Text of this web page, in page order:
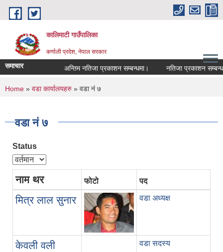
Skip to main content
कालिमाटी गाउँपालिका
कर्णाली प्रदेश, नेपाल सरकार
समाचार अन्तिम नतिजा प्रकाशन सम्बन्धमा। नतिजा प्रकाशन
You are here
Home » वडा कार्यालयहरु » वडा नं ७
वडा नं ७
Status
नाम थर फोटो पद
मित्र लाल सुनार वडा अध्यक्ष
केवली वली वडा सदस्य